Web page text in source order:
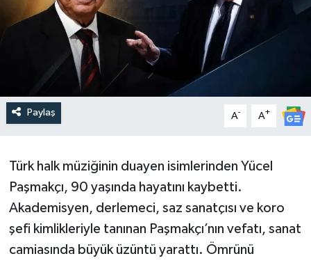
Paylaş A- A+
Türk halk müziğinin duayen isimlerinden Yücel
Paşmakçı, 90 yaşında hayatını kaybetti.
Akademisyen, derlemeci, saz sanatçısı ve koro
şefi kimlikleriyle tanınan Paşmakçı’nın vefatı, sanat
camiasında büyük üzüntü yarattı. Ömrünü